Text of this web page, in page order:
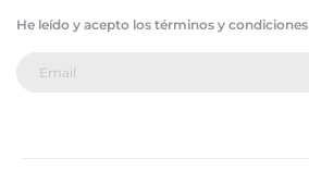
He leído y acepto los términos y condiciones